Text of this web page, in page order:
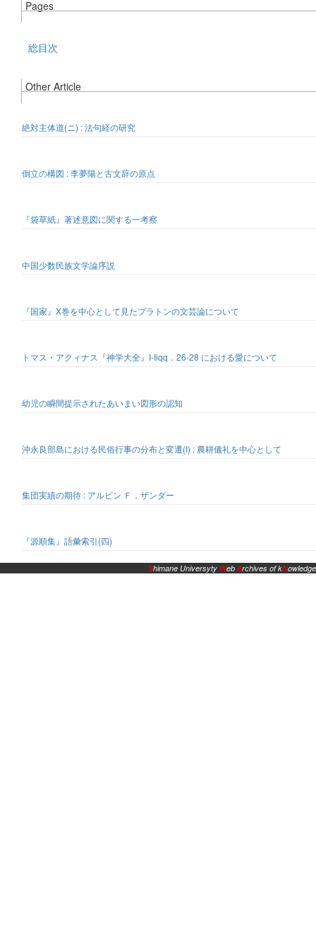
Pages
総目次
Other Article
絶対主体道(ニ) : 法句経の研究
倒立の構図 : 李夢陽と古文辞の原点
『袋草紙』著述意図に関する一考察
中国少数民族文学論序説
『国家』X巻を中心として見たプラトンの文芸論について
トマス・アクィナス『神学大全』I-Iiqq．26-28 における愛について
幼児の瞬間提示されたあいまい図形の認知
沖永良部島における民俗行事の分布と変遷(I) : 農耕儀礼を中心として
集団実績の期待 : アルビン Ｆ．ザンダー
『源順集』語彙索引(四)
Shimane Universyty WebArchives of kNowledge